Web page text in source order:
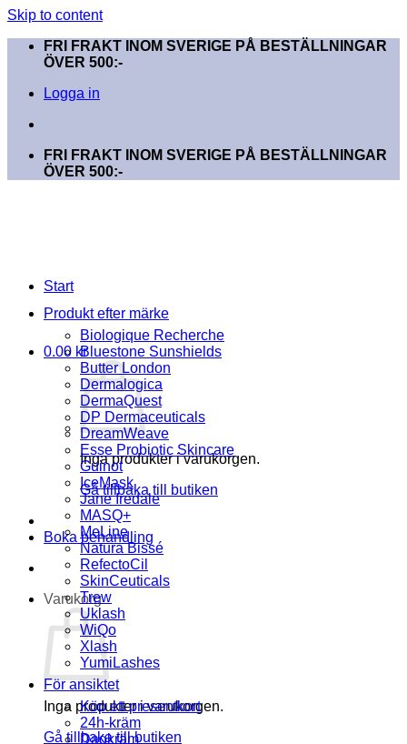
Skip to content
FRI FRAKT INOM SVERIGE PÅ BESTÄLLNINGAR
ÖVER 500:-
Logga in
FRI FRAKT INOM SVERIGE PÅ BESTÄLLNINGAR
ÖVER 500:-
0.00 kr
Inga produkter i varukorgen.
Gå tillbaka till butiken
Boka behandling
Varukorg
Inga produkter i varukorgen.
Gå tillbaka till butiken
Start
Produkt efter märke
Biologique Recherche
Bluestone Sunshields
Butter London
Dermalogica
DermaQuest
DP Dermaceuticals
DreamWeave
Esse Probiotic Skincare
Guinot
IceMask
Jane Iredale
MASQ+
MeLine
Natura Bissé
RefectoCil
SkinCeuticals
Trew
Uklash
WiQo
Xlash
YumiLashes
För ansiktet
Köp ett presentkort
24h-kräm
Dagkräm